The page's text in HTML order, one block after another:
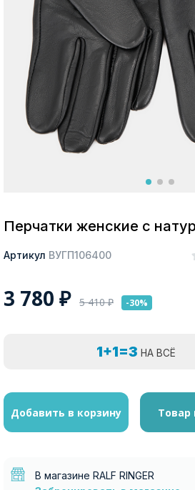
Москва
Да, все верно Изменить
Перчатки женские с
Артикул ВУГП106400
3 780 ₽ 5 410₽ -30%
1+1=3 НА ВСЁ
Добавить в корзину Товар
В магазине RALF RINGER